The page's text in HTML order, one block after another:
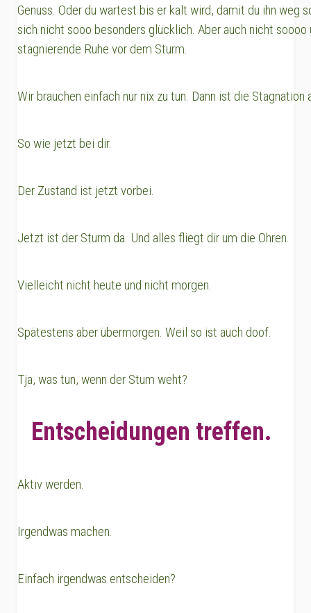
Genuss. Oder du wartest bis er kalt wird, damit du ihn weg
sich nicht sooo besonders glücklich. Aber auch nicht
stagnierende Ruhe vor dem Sturm.
Wir brauchen einfach nur nix zu tun. Dann ist die Stagnation
So wie jetzt bei dir.
Der Zustand ist jetzt vorbei.
Jetzt ist der Sturm da. Und alles fliegt dir um die Ohren.
Vielleicht nicht heute und nicht morgen.
Spätestens aber übermorgen. Weil so ist auch doof.
Tja, was tun, wenn der Stum weht?
Entscheidungen treffen.
Aktiv werden.
Irgendwas machen.
Einfach irgendwas entscheiden?